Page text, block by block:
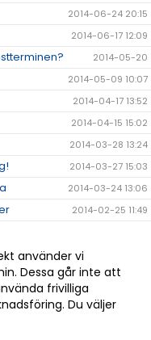
2014-06-24 20:15
2014-06-17 12:09
2014-05-20
2014-05-09 10:07
2014-04-17 13:52
2014-04-15 15:02
2014-03-28 13:24
2014-03-27 15:03
2014-03-24 13:06
2014-02-25 11:49
2013-12-12 13:36
2013-12-12 13:35
2013-12-12 13:34
använder vi
Dessa går inte att
frivilliga
Du väljer